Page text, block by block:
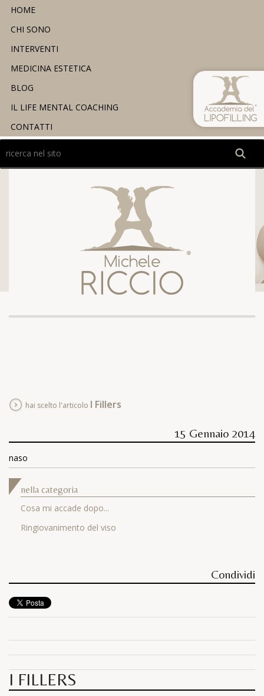
HOME
CHI SONO
INTERVENTI
MEDICINA ESTETICA
BLOG
IL LIFE MENTAL COACHING
CONTATTI
Ricerca
nel
sito
hai scelto l'articolo I Fillers
15 Gennaio 2014
naso
nella categoria
Cosa mi accade dopo...
Ringiovanimento del viso
Condividi
I FILLERS